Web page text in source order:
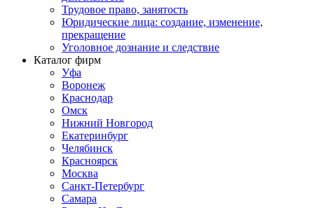
Трудовое право, занятость
Юридические лица: создание, изменение,
прекращение
Уголовное дознание и следствие
Каталог фирм
Уфа
Воронеж
Краснодар
Омск
Нижний Новгород
Екатеринбург
Челябинск
Красноярск
Москва
Санкт-Петербург
Самара